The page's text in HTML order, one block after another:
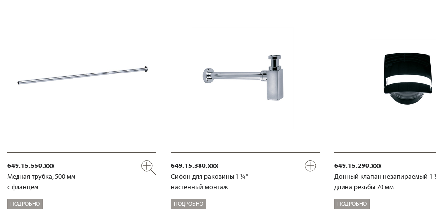
649.15.550.xxx
Медная трубка, 500 мм
с фланцем
ПОДРОБНО
649.15.380.xxx
Сифон для раковины 1 ¼“
настенный монтаж
ПОДРОБНО
649.15.290.xxx
Донный клапан незапираемый 1
длина резьбы 70 мм
ПОДРОБНО